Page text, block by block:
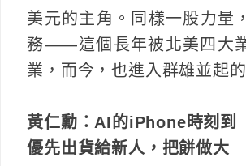
美元的主角。同樣一股力量
務——這個長年被北美四大
業，而今，也進入群雄並起
黃仁勳：AI的iPhone時刻到
優先出貨給新人，把餅做大